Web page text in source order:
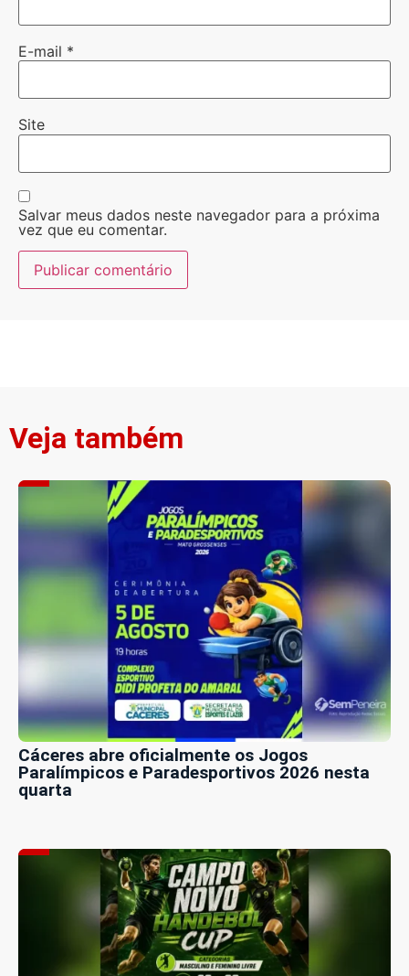
E-mail *
Site
Salvar meus dados neste navegador para a próxima
vez que eu comentar.
Veja também
Cáceres abre oficialmente os Jogos
Paralímpicos e Paradesportivos 2026 nesta
quarta